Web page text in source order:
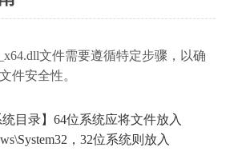
文件需要遵循特定步骤，以确
件安全性。
统目录】64位系统应将文件放入
，32位系统则放入